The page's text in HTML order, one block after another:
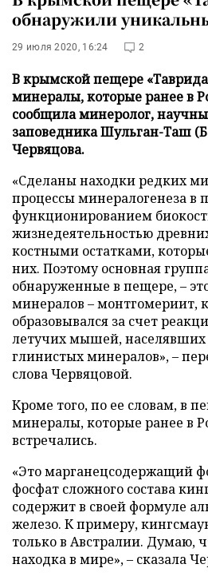
обнаружили
29 июля 2020, 16:24 2
В крымской пещере
минералы, которые ранее в
сообщила минеролог,
заповедника Шульган-Таш
Червяцова.
«Сделаны находки редких
процессы минералогенеза в
функционированием
жизнедеятельностью
костными остатками,
них. Поэтому основная
обнаруженные в пещере, –
минералов – монтгомериит,
образовывался за счет
летучих мышей, населявших
глинистых минералов», –
слова Червяцовой.
Кроме того, по ее словам, в
минералы, которые ранее в
встречались.
«Это марганецсодержащий
фосфат сложного состава
содержит в своей формуле
железо. К примеру,
только в Австралии. Думаю,
находка в мире», – сказала